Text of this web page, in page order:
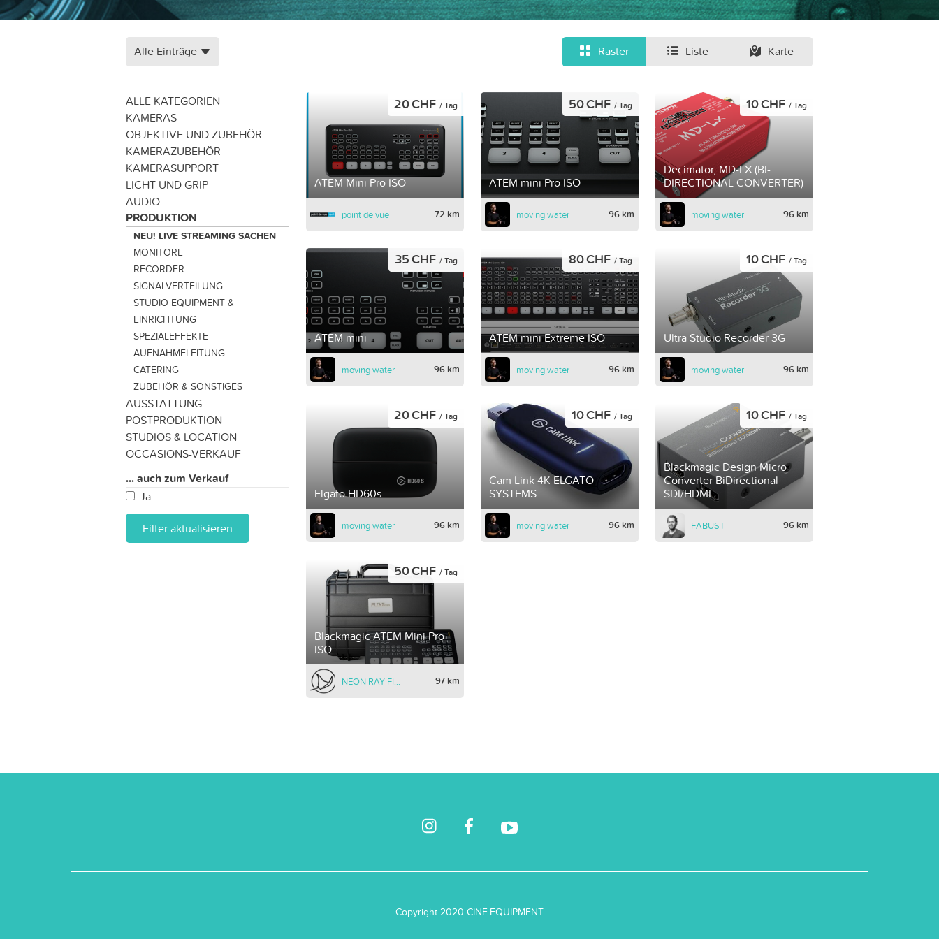
Raster Liste Karte
Alle Einträge
ALLE KATEGORIEN
KAMERAS
OBJEKTIVE UND ZUBEHÖR
KAMERAZUBEHÖR
KAMERASUPPORT
LICHT UND GRIP
AUDIO
PRODUKTION
NEU! LIVE STREAMING SACHEN
MONITORE
RECORDER
SIGNALVERTEILUNG
STUDIO EQUIPMENT &
EINRICHTUNG
SPEZIALEFFEKTE
AUFNAHMELEITUNG
CATERING
ZUBEHÖR & SONSTIGES
AUSSTATTUNG
POSTPRODUKTION
STUDIOS & LOCATION
OCCASIONS-VERKAUF
... auch zum Verkauf
Ja
Filter aktualisieren
ATEM Mini Pro ISO
20 CHF / Tag
point de vue 72 km
ATEM mini Pro ISO
50 CHF / Tag
moving water 96 km
Decimator, MD-LX (BI-
DIRECTIONAL CONVERTER)
10 CHF / Tag
moving water 96 km
ATEM mini
35 CHF / Tag
moving water 96 km
ATEM mini Extreme ISO
80 CHF / Tag
moving water 96 km
Ultra Studio Recorder 3G
10 CHF / Tag
moving water 96 km
Elgato HD60s
20 CHF / Tag
moving water 96 km
Cam Link 4K ELGATO
SYSTEMS
10 CHF / Tag
moving water 96 km
Blackmagic Design Micro
Converter BiDirectional
SDI/HDMI
10 CHF / Tag
FABUST 96 km
Blackmagic ATEM Mini Pro
ISO
50 CHF / Tag
NEON RAY FILMS 97 km
Copyright 2020 CINE.EQUIPMENT